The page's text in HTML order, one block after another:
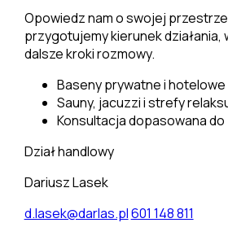
Opowiedz nam o swojej
przygotujemy kierunek działania,
dalsze kroki rozmowy.
Baseny prywatne i hotelowe
Sauny, jacuzzi i strefy
Konsultacja dopasowana
Dział handlowy
Dariusz Lasek
d.lasek@darlas.pl601 148 811